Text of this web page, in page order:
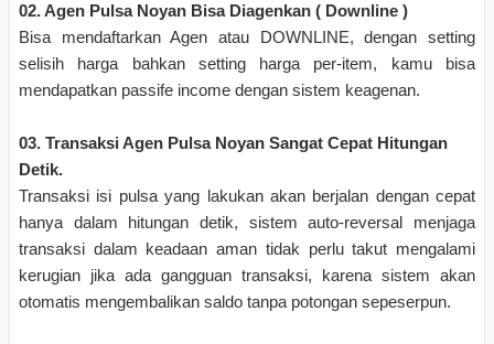
02. Agen Pulsa Noyan Bisa Diagenkan ( Downline )
Bisa mendaftarkan Agen atau DOWNLINE, dengan setting
selisih harga bahkan setting harga per-item, kamu bisa
mendapatkan passife income dengan sistem keagenan.
03. Transaksi Agen Pulsa Noyan Sangat Cepat Hitungan
Detik.
Transaksi isi pulsa yang lakukan akan berjalan dengan cepat
hanya dalam hitungan detik, sistem auto-reversal menjaga
transaksi dalam keadaan aman tidak perlu takut mengalami
kerugian jika ada gangguan transaksi, karena sistem akan
otomatis mengembalikan saldo tanpa potongan sepeserpun.